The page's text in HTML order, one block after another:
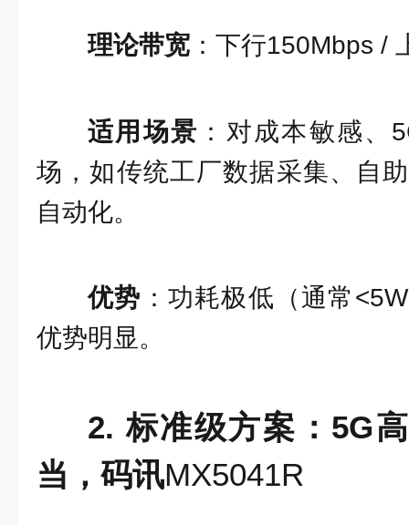
理论带宽 ：下行150Mbps /
适用场景 ：对成本敏感、
场，如传统工厂数据采集、自
自动化。
优势 ：功耗极低（通常
优势明显。
2. 标准级方案：5G
当，码讯MX5041R